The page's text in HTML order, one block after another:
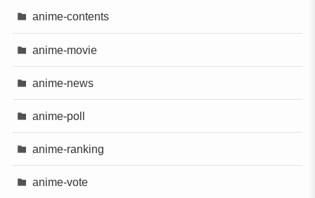
anime-contents
anime-movie
anime-news
anime-poll
anime-ranking
anime-vote